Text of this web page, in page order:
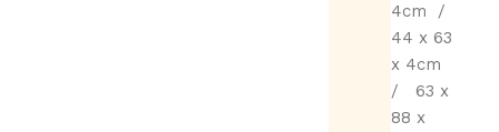
4cm /
44 x 63
x 4cm
/ 63 x
88 x